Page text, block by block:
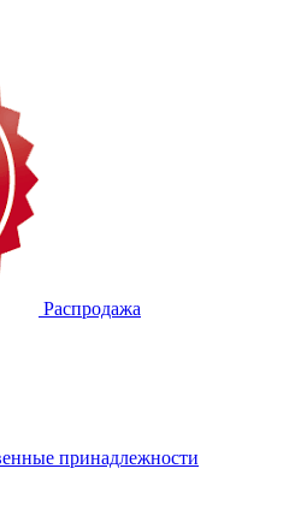
Распродажа
принадлежности